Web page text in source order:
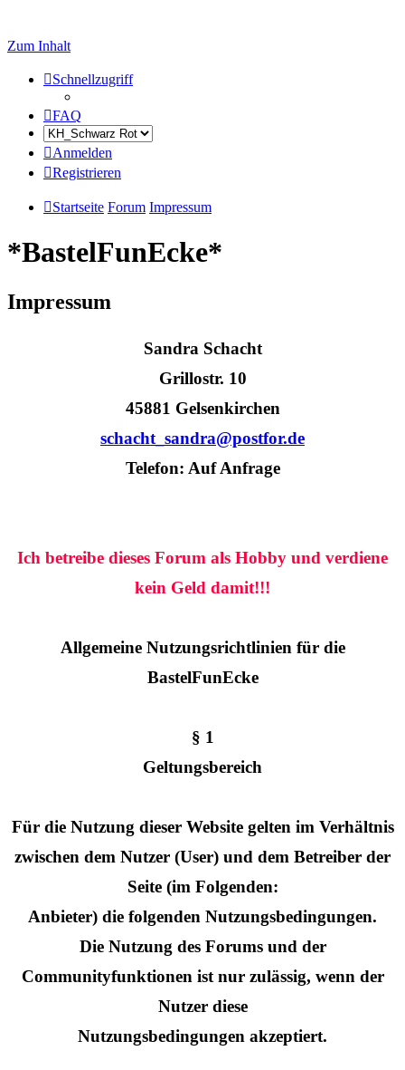
Zum Inhalt
Schnellzugriff
FAQ
Anmelden
Registrieren
Startseite Forum Impressum
*BastelFunEcke*
Impressum
Sandra Schacht
Grillostr. 10
45881 Gelsenkirchen
schacht_sandra@postfor.de
Telefon: Auf Anfrage
Ich betreibe dieses Forum als Hobby und verdiene
kein Geld damit!!!
Allgemeine Nutzungsrichtlinien für die
BastelFunEcke
§ 1
Geltungsbereich
Für die Nutzung dieser Website gelten im Verhältnis
zwischen dem Nutzer (User) und dem Betreiber der
Seite (im Folgenden:
Anbieter) die folgenden Nutzungsbedingungen.
Die Nutzung des Forums und der
Communityfunktionen ist nur zulässig, wenn der
Nutzer diese
Nutzungsbedingungen akzeptiert.